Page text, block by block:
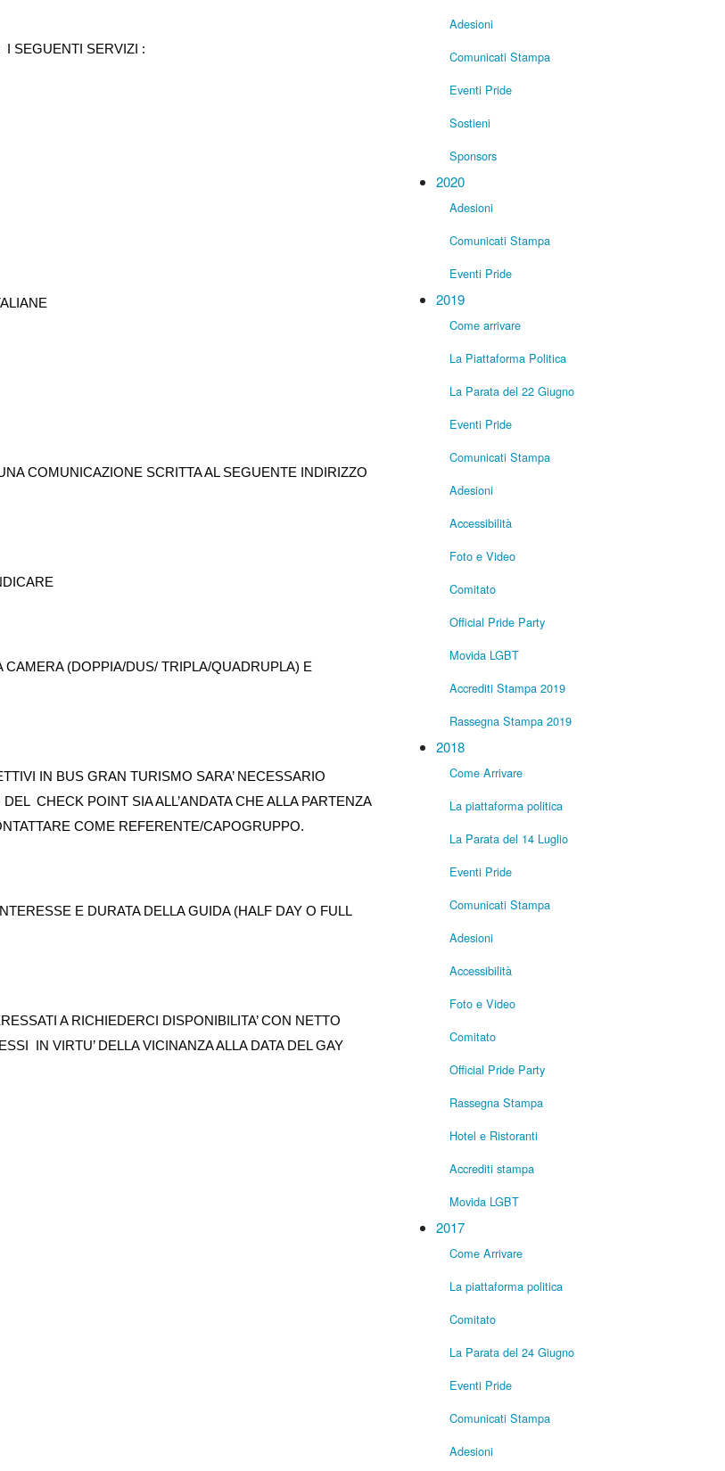
I SEGUENTI SERVIZI :
COMUNICAZIONE SCRITTA AL SEGUENTE INDIRIZZO
(DOPPIA/DUS/ TRIPLA/QUADRUPLA) E
IN BUS GRAN TURISMO SARA’ NECESSARIO
CHECK POINT SIA ALL’ANDATA CHE ALLA PARTENZA
COME REFERENTE/CAPOGRUPPO.
E DURATA DELLA GUIDA (HALF DAY O FULL
A RICHIEDERCI DISPONIBILITA’ CON NETTO
IN VIRTU’ DELLA VICINANZA ALLA DATA DEL GAY
Adesioni
Comunicati Stampa
Eventi Pride
Sostieni
Sponsors
2020
Adesioni
Comunicati Stampa
Eventi Pride
2019
Come arrivare
La Piattaforma Politica
La Parata del 22 Giugno
Eventi Pride
Comunicati Stampa
Adesioni
Accessibilità
Foto e Video
Comitato
Official Pride Party
Movida LGBT
Accrediti Stampa 2019
Rassegna Stampa 2019
2018
Come Arrivare
La piattaforma politica
La Parata del 14 Luglio
Eventi Pride
Comunicati Stampa
Adesioni
Accessibilità
Foto e Video
Comitato
Official Pride Party
Rassegna Stampa
Hotel e Ristoranti
Accrediti stampa
Movida LGBT
2017
Come Arrivare
La piattaforma politica
Comitato
La Parata del 24 Giugno
Eventi Pride
Comunicati Stampa
Adesioni